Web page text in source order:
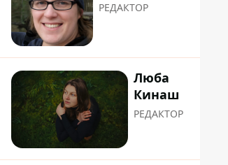
РЕДАКТОР
Люба
Кинаш
РЕДАКТОР